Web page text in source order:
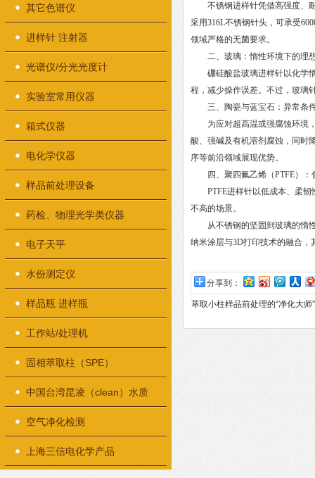
其它色谱仪
进样针 注射器
光谱仪/分光光度计
实验室常用仪器
箱式仪器
电化学仪器
样品前处理设备
药检、物理光学类仪器
电子天平
水份测定仪
样品瓶 进样瓶
工作站/处理机
固相萃取柱（SPE）
中国台湾昆凌（clean）水质
检测仪器
空气净化检测
上海三信电化学产品
不锈钢进样针凭借高强度、耐
采用316L不锈钢针头，可承受
领域严格的无菌要求。
二、玻璃：惰性环境下的理
硼硅酸盐玻璃进样针以化学惰
程，减少操作误差。不过，玻璃
三、陶瓷与蓝宝石：异常条
为应对超高温或强腐蚀环境，
酸、强碱及有机溶剂腐蚀，同时
序等前沿领域展现优势。
四、聚四氟乙烯（PTFE）：
PTFE进样针以低成本、柔韧
不高的场景。
从不锈钢的坚固到玻璃的惰性
纳米涂层与3D打印技术的融合，
分享到：
萃取小柱样品前处理的“净化大师”